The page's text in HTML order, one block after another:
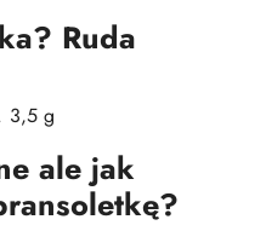
Ruda
3,5 g
ale jak